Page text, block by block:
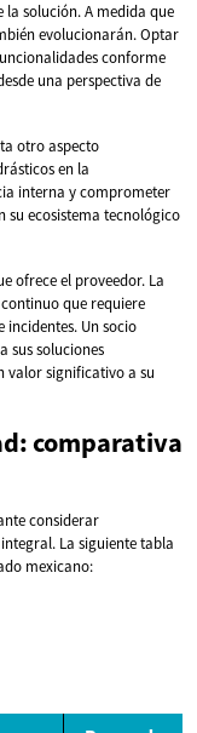
solución. A medida que
evolucionarán. Optar
conforme
una perspectiva de
otro aspecto
en la
interna y comprometer
su ecosistema tecnológico
ofrece el proveedor. La
que requiere
Un socio
sus soluciones
valor significativo a su
comparativa
considerar
La siguiente tabla
mexicano: